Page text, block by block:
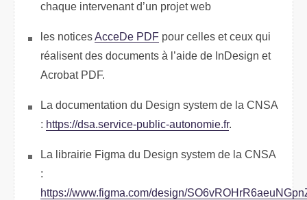
chaque intervenant d’un projet web
les noticesAcceDe PDF pour celles et ceux qui
réalisent des documents à l’aide de InDesign et
Acrobat PDF.
La documentation du Design system de la CNSA
: https://dsa.service-public-autonomie.fr.
La librairie Figma du Design system de la CNSA
:
https://www.figma.com/design/